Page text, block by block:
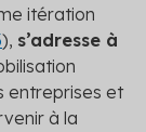
itération
), s’adresse à
entreprises et
à la